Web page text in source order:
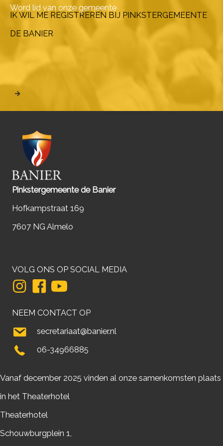
Word lid van onze gemeente
IK WIL ME REGISTREREN BIJ PINKSTERGEMEENTE
DE BANIER
Pinkstergemeente de Banier
Hofkampstraat 169
7607 NG Almelo
VOLG ONS OP SOCIAL MEDIA
NEEM CONTACT OP
secretariaat@banier.nl
06-34966885
Vanaf december 2025 vinden al onze samenkomsten plaats
in het Theaterhotel
Theaterhotel
Schouwburgplein 1,